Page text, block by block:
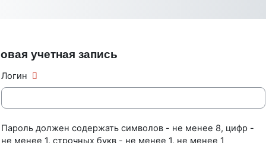
учетная запись
Логин
Пароль должен содержать символов - не менее 8, цифр -
не менее 1, строчных букв - не менее 1, не менее 1